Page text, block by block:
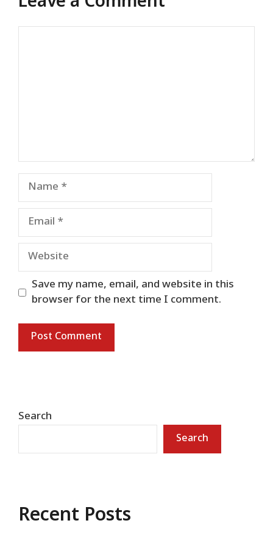
Name
Email
Website
Save my name, email, and website in this
browser for the next time I comment.
Search
Search
Recent Posts